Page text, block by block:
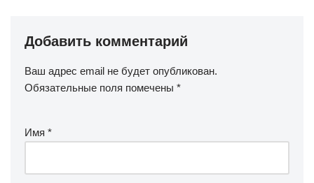
Добавить комментарий
Ваш адрес email не будет опубликован.
Обязательные поля помечены *
Имя *